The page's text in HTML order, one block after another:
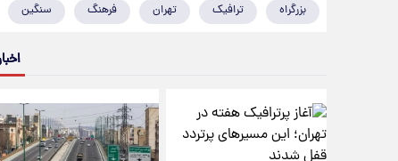
بزرگراه ترافیک تهران فرهنگ سنگین